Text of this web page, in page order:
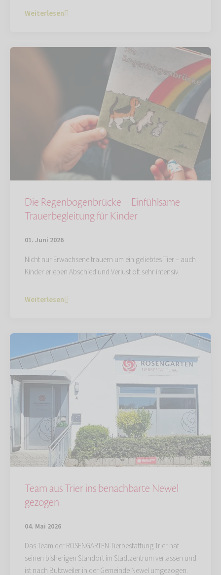
Weiterlesen
Die Regenbogenbrücke – Einfühlsame
Trauerbegleitung für Kinder
01. Juni 2026
Nicht nur Erwachsene trauern um ein geliebtes Tier – auch
Kinder erleben Abschied und Verlust oft sehr intensiv.
Weiterlesen
Team aus Trier ins benachbarte Newel
gezogen
04. Mai 2026
Das Team der ROSENGARTEN-Tierbestattung Trier hat
seinen bisherigen Standort im Stadtzentrum verlassen und
ist nach Butzweiler in der Gemeinde Newel umgezogen.